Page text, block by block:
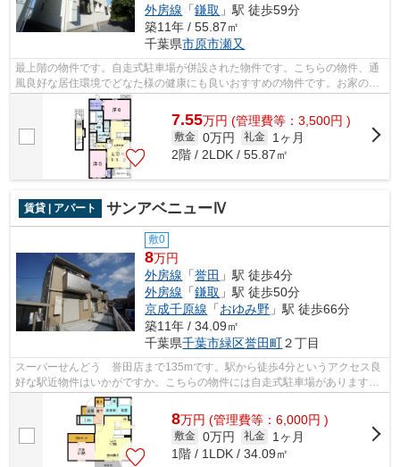
外房線 「鎌取 」駅 徒歩59分
築11年 / 55.87㎡
千葉県市原市瀬又
最上階の物件です。自走式駐車場が併設された物件です。こちらの物件、通
風良好な居住環境でどなた様の健康にも良いおすすめの物件です。お家の中
でパソコンを快適に使える光回線を導...
7.55万円 (管理費等：3,500円 )
敷金 0万円 礼金
1ヶ月
2階 / 2LDK / 55.87㎡
賃貸 | アパート サンアベニューⅣ
敷0
8万円
外房線 「誉田 」駅 徒歩4分
外房線 「鎌取 」駅 徒歩50分
京成千原線 「おゆみ野 」駅 徒歩66分
築11年 / 34.09㎡
千葉県千葉市緑区誉田町２丁目
スーパーせんどう 誉田店まで135mです。駅から徒歩4分というアクセス良
好な駅近物件はいかがですか。こちらの物件には自走式駐車場があります。
今や必需品ともなったネット。こちらは...
8万円 (管理費等：6,000円 )
敷金 0万円 礼金
1ヶ月
1階 / 1LDK / 34.09㎡